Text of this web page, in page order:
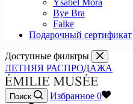
Ysabel Mora
Bye Bra
Falke
Подарочный сертификат
Доступные фильтры
ЛЕТНЯЯ РАСПРОДАЖА
Поиск Избранное 0